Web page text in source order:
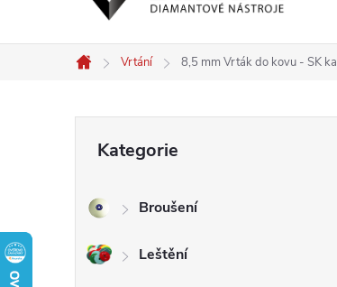
Domů
Vrtání 8,5 mm Vrták do kovu - SK
s
kategorie
Kategorie
Broušení
Leštění